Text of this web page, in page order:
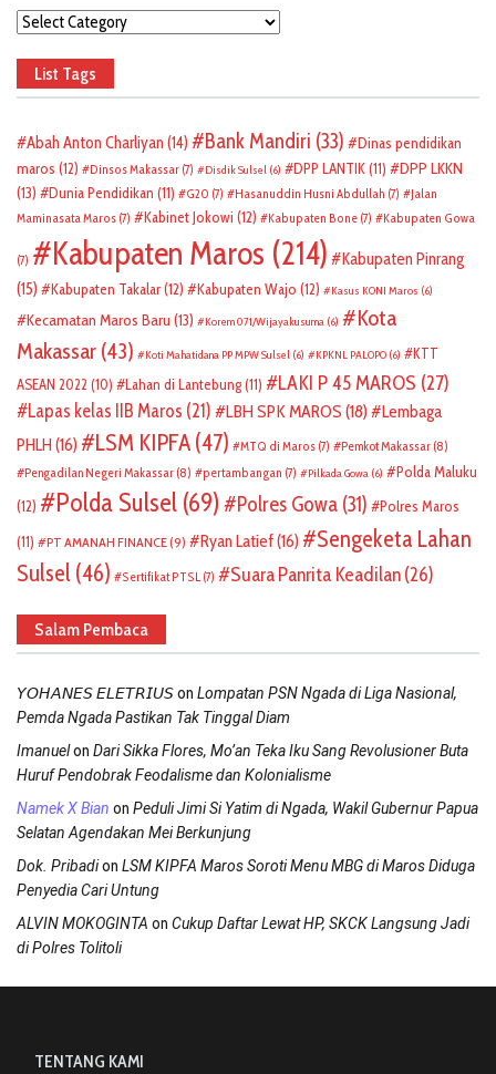
Categories
List Tags
Abah Anton Charliyan (14) Bank Mandiri (33)
Dinas pendidikan
maros (12) Dinsos Makassar (7) Disdik Sulsel (6) DPP LANTIK(11)
DPP LKKN
(13)
Dunia Pendidikan (11) G20 (7) Hasanuddin Husni Abdullah (7)
Jalan
Maminasata Maros (7) Kabinet Jokowi (12) Kabupaten Bone (7) Kabupaten Gowa
(7) Kabupaten Maros (214)
Kabupaten Pinrang
(15)
Kabupaten Takalar(12) Kabupaten Wajo (12) Kasus KONI Maros (6)
Kecamatan Maros Baru (13) Korem 071/Wijayakusuma (6)
Kota
Makassar (43) Koti Mahatidana PP MPW Sulsel (6) KPKNL PALOPO (6)
KTT
ASEAN 2022 (10) Lahan di Lantebung(11) LAKI P 45 MAROS (27)
Lapas kelas IIB Maros (21) LBH SPK MAROS (18)
Lembaga
PHLH (16) LSM KIPFA (47) MTQ di Maros (7) Pemkot Makassar (8)
Pengadilan Negeri Makassar (8) pertambangan (7) Pilkada Gowa (6)
Polda Maluku
(12)
Polda Sulsel (69) Polres Gowa (31)
Polres Maros
(11)
PT AMANAH FINANCE(9) Ryan Latief(16)
Sengeketa Lahan
Sulsel (46) Sertifikat PTSL (7) Suara Panrita Keadilan(26)
Salam Pembaca
𝘠𝘖𝘏𝘈𝘕𝘌𝘚 𝘌𝘓𝘌𝘛𝘙𝘐𝘜𝘚on Lompatan PSN Ngada di Liga Nasional,
Pemda Ngada Pastikan Tak Tinggal Diam
Imanuelon Dari Sikka Flores, Mo’an Teka Iku Sang Revolusioner Buta
Huruf Pendobrak Feodalisme dan Kolonialisme
Namek X Bian on Peduli Jimi Si Yatim di Ngada, Wakil Gubernur Papua
Selatan Agendakan Mei Berkunjung
Dok. Pribadion LSM KIPFA Maros Soroti Menu MBG di Maros Diduga
Penyedia Cari Untung
ALVIN MOKOGINTA on Cukup Daftar Lewat HP, SKCK Langsung Jadi
di Polres Tolitoli
TENTANG KAMI